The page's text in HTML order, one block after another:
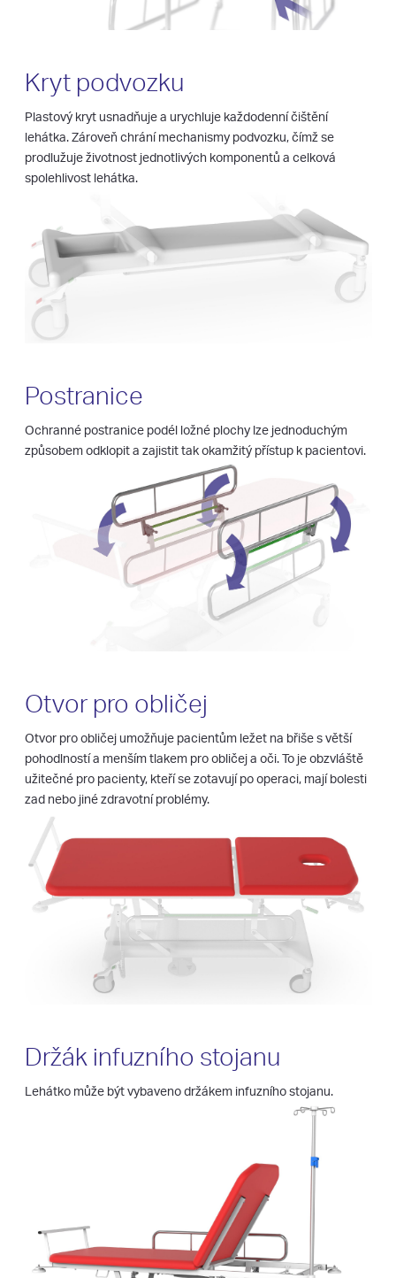
Kryt podvozku
Plastový kryt usnadňuje a urychluje každodenní čištění
lehátka. Zároveň chrání mechanismy podvozku, čímž se
prodlužuje životnost jednotlivých komponentů a celková
spolehlivost lehátka.
Postranice
Ochranné postranice podél ložné plochy lze jednoduchým
způsobem odklopit a zajistit tak okamžitý přístup k pacientovi.
Otvor pro obličej
Otvor pro obličej umožňuje pacientům ležet na břiše s větší
pohodlností a menším tlakem pro obličej a oči. To je obzvláště
užitečné pro pacienty, kteří se zotavují po operaci, mají bolesti
zad nebo jiné zdravotní problémy.
Držák infuzního stojanu
Lehátko může být vybaveno držákem infuzního stojanu.